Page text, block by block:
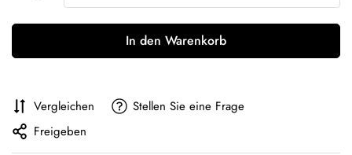
In den Warenkorb
Vergleichen
Stellen Sie eine Frage
Freigeben